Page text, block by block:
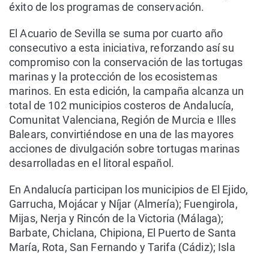
éxito de los programas de conservación.
El Acuario de Sevilla se suma por cuarto año
consecutivo a esta iniciativa, reforzando así su
compromiso con la conservación de las tortugas
marinas y la protección de los ecosistemas
marinos. En esta edición, la campaña alcanza un
total de 102 municipios costeros de Andalucía,
Comunitat Valenciana, Región de Murcia e Illes
Balears, convirtiéndose en una de las mayores
acciones de divulgación sobre tortugas marinas
desarrolladas en el litoral español.
En Andalucía participan los municipios de El Ejido,
Garrucha, Mojácar y Níjar (Almería); Fuengirola,
Mijas, Nerja y Rincón de la Victoria (Málaga);
Barbate, Chiclana, Chipiona, El Puerto de Santa
María, Rota, San Fernando y Tarifa (Cádiz); Isla